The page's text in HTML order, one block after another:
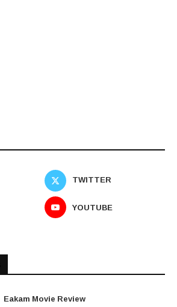
TWITTER
YOUTUBE
Eakam Movie Review